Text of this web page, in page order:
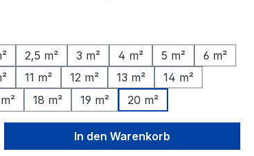
2,5 m² 3 m² 4 m² 5 m²
6 m²
11 m² 12 m² 13 m²
14 m²
18 m² 19 m² 20 m²
Gib den gewünschten Wert
In den Warenkorb